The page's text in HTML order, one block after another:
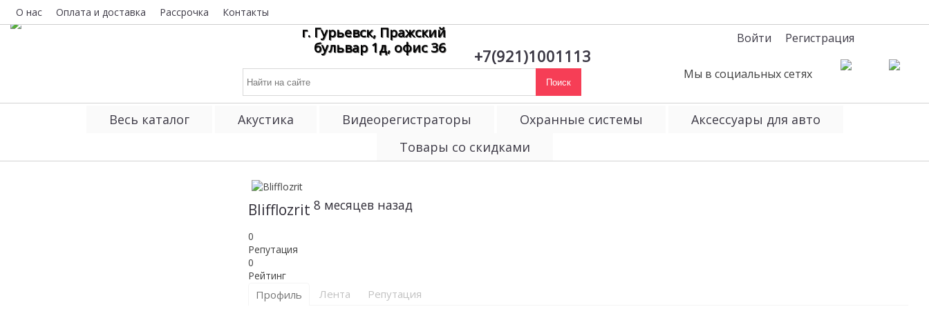
О нас Оплата и доставка Рассрочка Контакты
г. Гурьевск, Пражский
бульвар 1д, офис 36
+7(921)1001113
Поиск
Войти Регистрация
Мы в социальных сетях
Весь каталог Акустика Видеорегистраторы Охранные системы
Аксессуары для авто
Товары со скидками
Blifflozrit 8 месяцев назад
0
Репутация
0
Рейтинг
Профиль Лента Репутация